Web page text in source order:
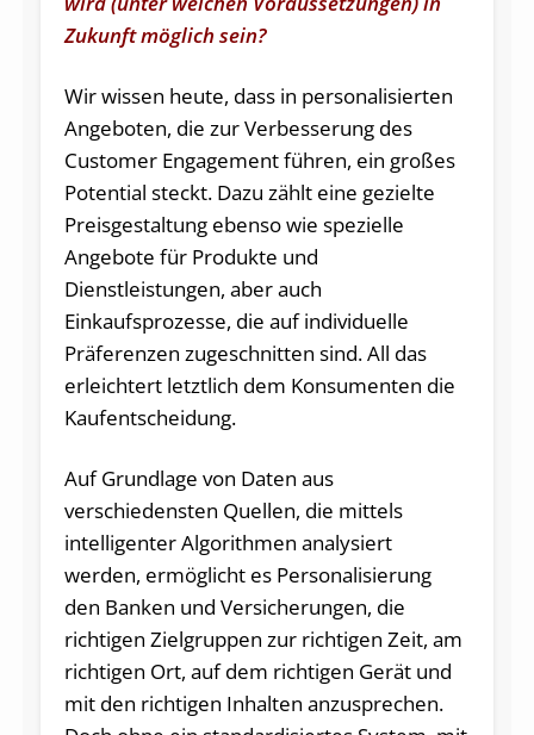
Zukunft möglich sein?
Wir wissen heute, dass in personalisierten
Angeboten, die zur Verbesserung des
Customer Engagement führen, ein großes
Potential steckt. Dazu zählt eine gezielte
Preisgestaltung ebenso wie spezielle
Angebote für Produkte und
Dienstleistungen, aber auch
Einkaufsprozesse, die auf individuelle
Präferenzen zugeschnitten sind. All das
erleichtert letztlich dem Konsumenten die
Kaufentscheidung.
Auf Grundlage von Daten aus
verschiedensten Quellen, die mittels
intelligenter Algorithmen analysiert
werden, ermöglicht es Personalisierung
den Banken und Versicherungen, die
richtigen Zielgruppen zur richtigen Zeit, am
richtigen Ort, auf dem richtigen Gerät und
mit den richtigen Inhalten anzusprechen.